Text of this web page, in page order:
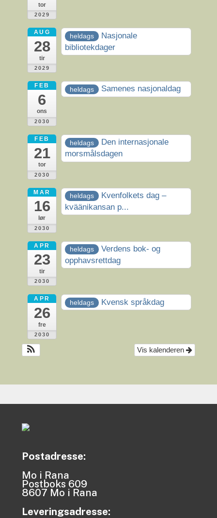
tor
2029
AUG
28
tir
2029
heldags
Nasjonale
bibliotekdager
FEB
6
ons
2030
heldags Samenes nasjonaldag
FEB
21
tor
2030
heldags
Den internasjonale
morsmålsdagen
MAR
16
lør
2030
heldags
Kvenfolkets dag –
kväänikansan p...
APR
23
tir
2030
heldags
Verdens bok- og
opphavsrettdag
APR
26
fre
2030
heldags Kvensk språkdag
Vis kalenderen
Postadresse:
Mo i Rana
Postboks 609
8607 Mo i Rana
Leveringsadresse: